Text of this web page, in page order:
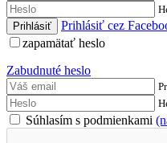
Prihlásiť cez
zapamätať heslo
Zabudnuté heslo
Súhlasím s podmienkami